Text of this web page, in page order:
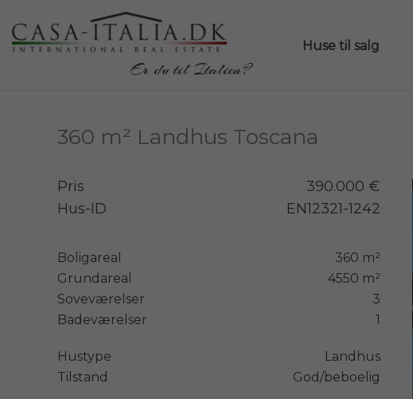
Er du til Italien?
Huse til salg
360 m² Landhus Toscana
Pris
390.000 €
Hus-ID
EN12321-1242
Boligareal
360 m²
Grundareal
4550 m²
Soveværelser
3
Badeværelser
1
Hustype
Landhus
Tilstand
God/beboelig